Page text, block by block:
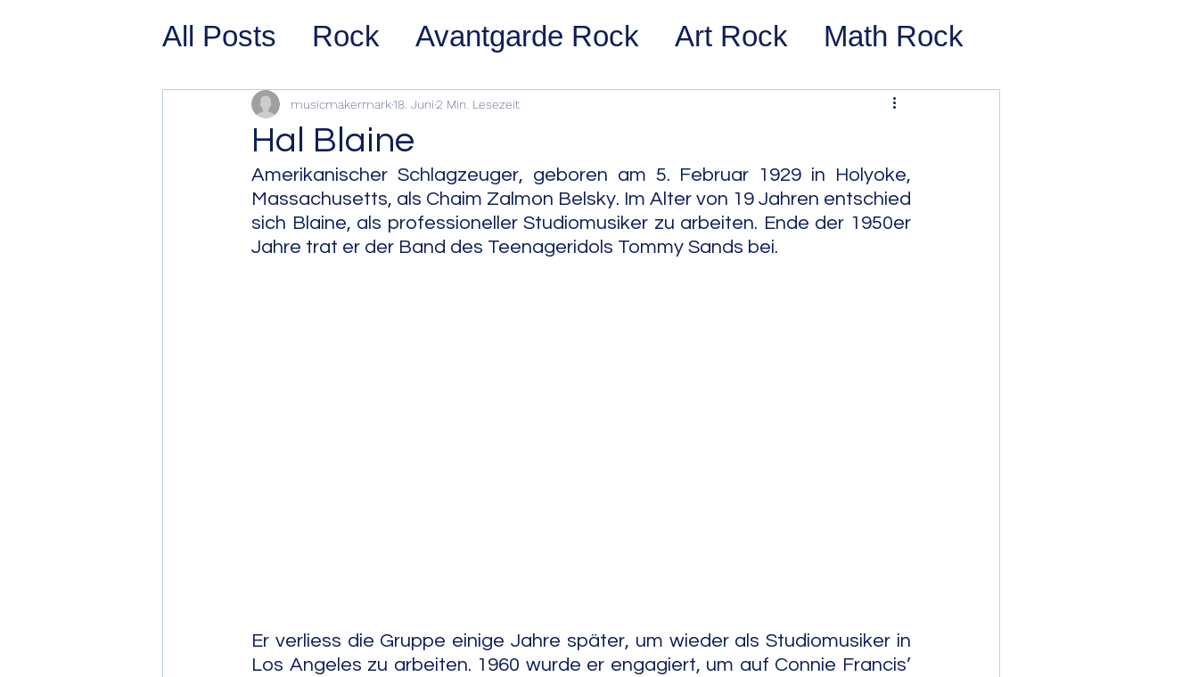
All Posts Rock Avantgarde Rock Art Rock Math Rock
Prog Rock Post Rock
Psychedelic/Space Rock Stoner Rock Alternative Rock
Hard Rock Garage Rock Indie Rock/Indie Pop
Hal Blaine
musicmakermark18. Juni2 Min. Lesezeit
Amerikanischer Schlagzeuger, geboren am 5. Februar 1929 in Holyoke,
Massachusetts, als Chaim Zalmon Belsky. Im Alter von 19 Jahren entschied
sich Blaine, als professioneller Studiomusiker zu arbeiten. Ende der 1950er
Jahre trat er der Band des Teenageridols Tommy Sands bei.
Er verliess die Gruppe einige Jahre später, um wieder als Studiomusiker in
Los Angeles zu arbeiten. 1960 wurde er engagiert, um auf Connie Francis’